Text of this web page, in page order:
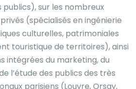
sur les nombreux
(spécialisés en ingénierie
culturelles, patrimoniales
touristique de territoires), ainsi
intégrées du marketing, du
l’étude des publics des très
parisiens (Louvre, Orsay,